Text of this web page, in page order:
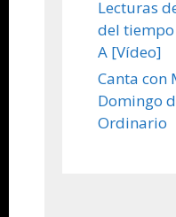
Lecturas
del
A [Vídeo]
Canta con
Domingo
Ordinario